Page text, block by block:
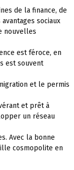
de la finance, de
sociaux
nouvelles
est féroce, en
est souvent
et le permis
et prêt à
un réseau
Avec la bonne
cosmopolite en